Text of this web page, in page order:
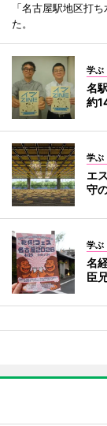
「名古屋駅地区打
た。
学ぶ
名
約
学ぶ
エ
守
学ぶ
名
臣